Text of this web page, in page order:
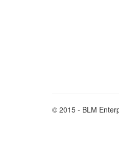
© 2015 - BLM